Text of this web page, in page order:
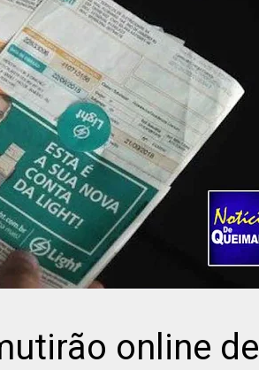
online de